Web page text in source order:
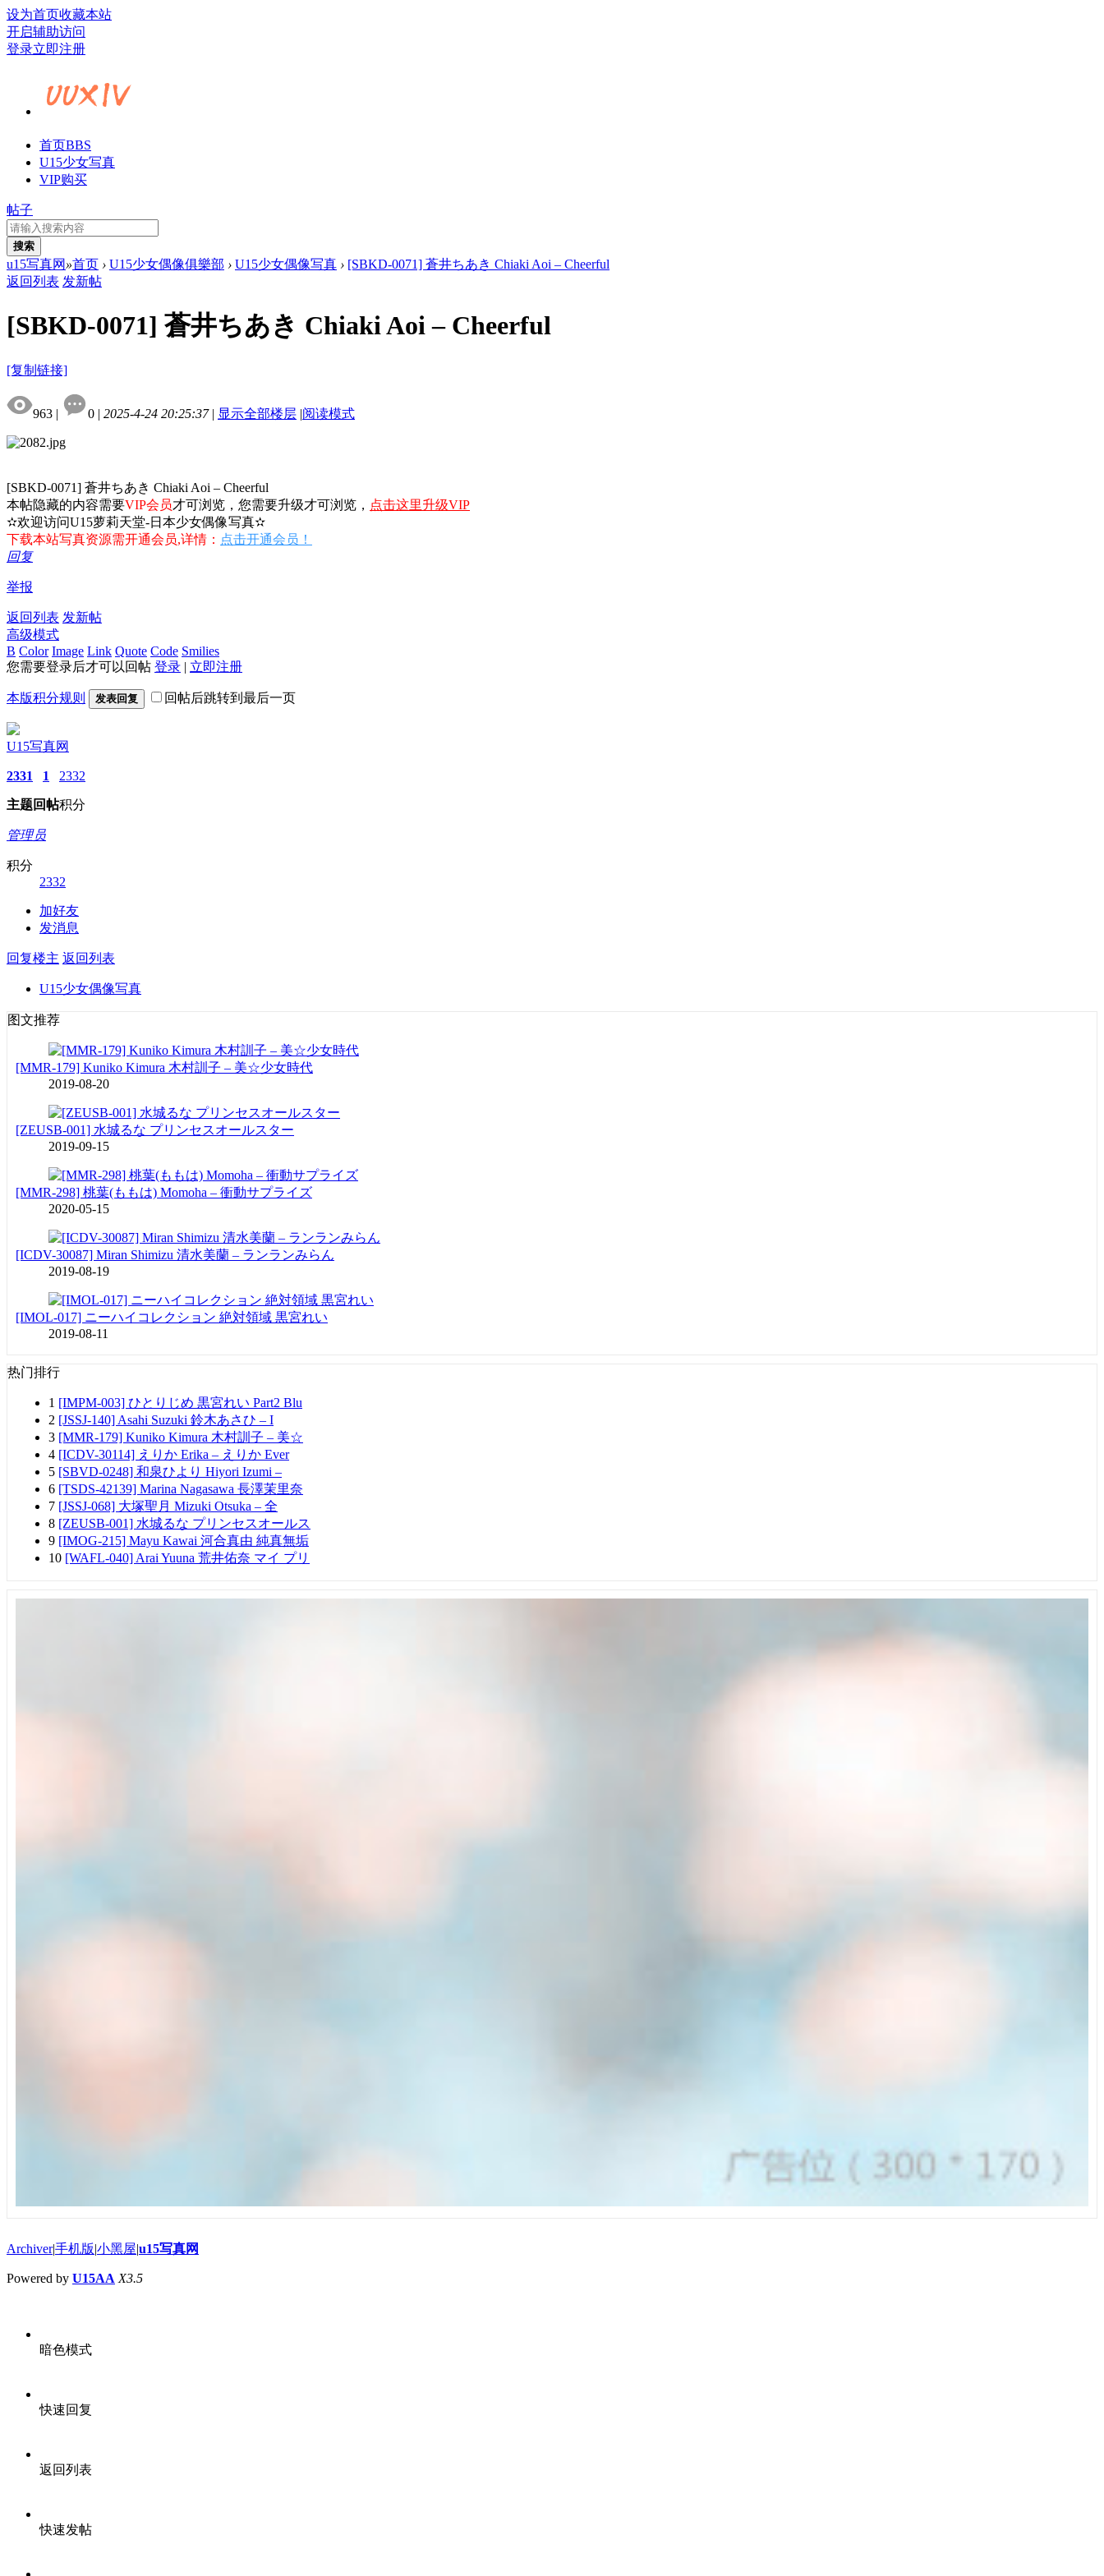
设为首页收藏本站
开启辅助访问
登录立即注册
首页BBS
U15少女写真
VIP购买
帖子
搜索
u15写真网 »首页 › U15少女偶像俱樂部 › U15少女偶像写真 › [SBKD-0071] 蒼井ちあき Chiaki Aoi – Cheerful
返回列表 发新帖
[SBKD-0071] 蒼井ちあき Chiaki Aoi – Cheerful
[复制链接]
963 | 0 | 2025-4-24 20:25:37 | 显示全部楼层 |阅读模式
[SBKD-0071] 蒼井ちあき Chiaki Aoi – Cheerful
本帖隐藏的内容需要VIP会员才可浏览，您需要升级才可浏览， 点击这里升级VIP
✫欢迎访问U15萝莉天堂-日本少女偶像写真✫
下载本站写真资源需开通会员,详情： 点击开通会员！
回复
举报
返回列表 发新帖
高级模式
B Color Image Link Quote Code Smilies
您需要登录后才可以回帖 登录 | 立即注册
本版积分规则 发表回复 回帖后跳转到最后一页
U15写真网
2331
主题
1
回帖
2332
积分
管理员
积分
2332
加好友
发消息
回复楼主 返回列表
U15少女偶像写真
图文推荐
[MMR-179] Kuniko Kimura 木村訓子 – 美☆少女時代
2019-08-20
[ZEUSB-001] 水城るな プリンセスオールスター
2019-09-15
[MMR-298] 桃葉(ももは) Momoha – 衝動サプライズ
2020-05-15
[ICDV-30087] Miran Shimizu 清水美蘭 – ランランみらん
2019-08-19
[IMOL-017] ニーハイコレクション 絶対領域 黒宮れい
2019-08-11
热门排行
1 [IMPM-003] ひとりじめ 黒宮れい Part2 Blu
2 [JSSJ-140] Asahi Suzuki 鈴木あさひ – I
3 [MMR-179] Kuniko Kimura 木村訓子 – 美☆
4 [ICDV-30114] えりか Erika – えりか Ever
5 [SBVD-0248] 和泉ひより Hiyori Izumi –
6 [TSDS-42139] Marina Nagasawa 長澤茉里奈
7 [JSSJ-068] 大塚聖月 Mizuki Otsuka – 全
8 [ZEUSB-001] 水城るな プリンセスオールス
9 [IMOG-215] Mayu Kawai 河合真由 純真無垢
10 [WAFL-040] Arai Yuuna 荒井佑奈 マイ プリ
Archiver|手机版|小黑屋|u15写真网
Powered by U15AA X3.5
暗色模式
快速回复
返回列表
快速发帖